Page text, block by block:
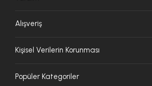
Alışveriş
Kişisel Verilerin Korunması
Popüler Kategoriler